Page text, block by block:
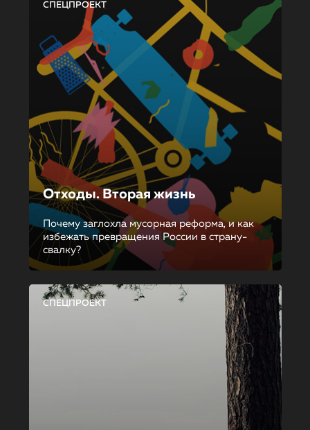
СПЕЦПРОЕКТ
Отходы. Вторая жизнь
Почему заглохла мусорная реформа, и как
избежать превращения России в страну-
свалку?
СПЕЦПРОЕКТ